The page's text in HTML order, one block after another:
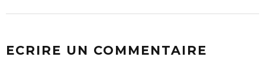
ECRIRE UN COMMENTAIRE